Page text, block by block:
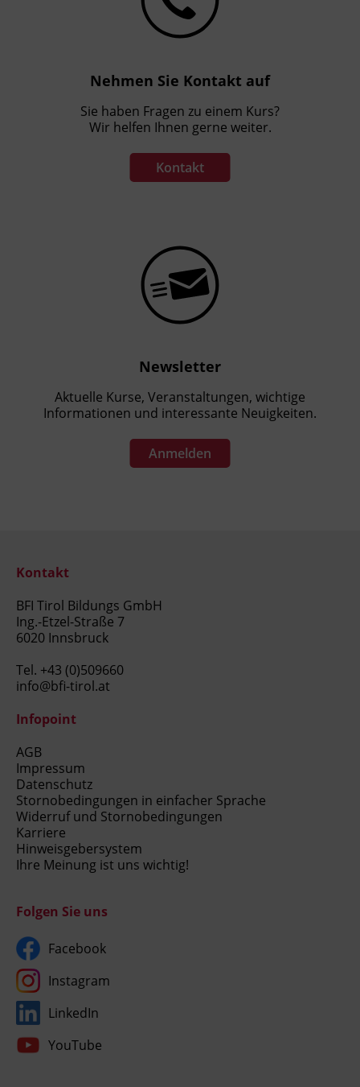
Nehmen Sie Kontakt auf
Sie haben Fragen zu einem Kurs?
Wir helfen Ihnen gerne weiter.
Kontakt
Newsletter
Aktuelle Kurse, Veranstaltungen, wichtige
Informationen und interessante Neuigkeiten.
Anmelden
Kontakt
BFI Tirol Bildungs GmbH
Ing.-Etzel-Straße 7
6020 Innsbruck
Tel. +43 (0)509660
info@bfi-tirol.at
Infopoint
AGB
Impressum
Datenschutz
Stornobedingungen in einfacher Sprache
Widerruf und Stornobedingungen
Karriere
Hinweisgebersystem
Ihre Meinung ist uns wichtig!
Folgen Sie uns
Facebook
Instagram
LinkedIn
YouTube